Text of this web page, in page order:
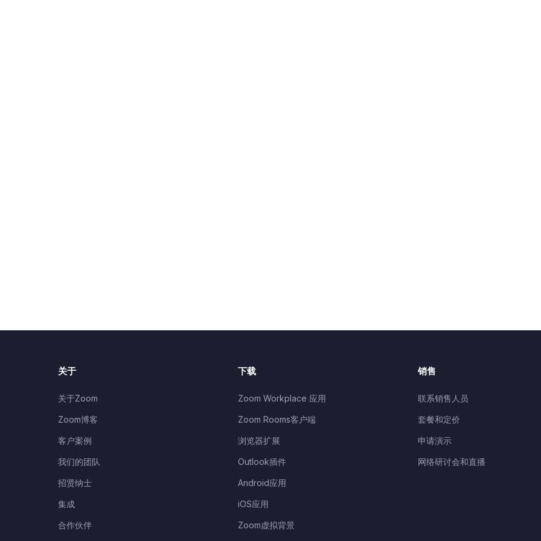
关于
关于Zoom
Zoom博客
客户案例
我们的团队
招贤纳士
集成
合作伙伴
下载
Zoom Workplace 应用
Zoom Rooms客户端
浏览器扩展
Outlook插件
Android应用
iOS应用
Zoom虚拟背景
销售
联系销售人员
套餐和定价
申请演示
网络研讨会和直播